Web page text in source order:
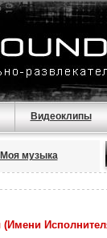
Видеоклипы
Моя музыка